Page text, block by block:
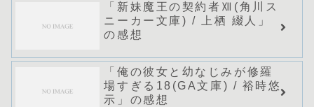
「新妹魔王の契約者Ⅻ(角川ス
ニーカー文庫) / 上栖 綴人」
の感想
「俺の彼女と幼なじみが修羅
場すぎる18(GA文庫) / 裕時悠
示」の感想